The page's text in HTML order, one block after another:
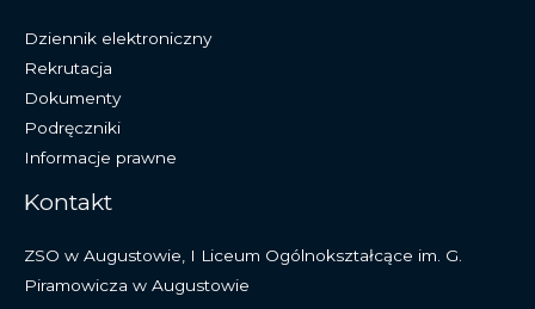
Dziennik elektroniczny
Rekrutacja
Dokumenty
Podręczniki
Informacje prawne
Kontakt
ZSO w Augustowie, I Liceum Ogólnokształcące im. G.
Piramowicza w Augustowie